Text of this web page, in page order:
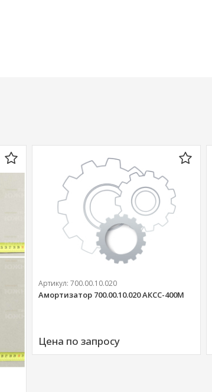
Артикул:700.00.10.020
Амортизатор 700.00.10.020 АКСС-400М
Цена по запросу